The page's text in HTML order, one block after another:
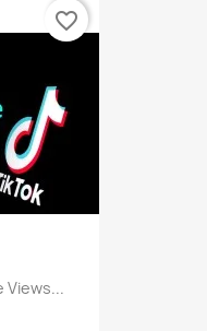
Views...
favorite_border